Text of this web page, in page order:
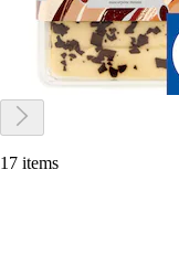
17 items